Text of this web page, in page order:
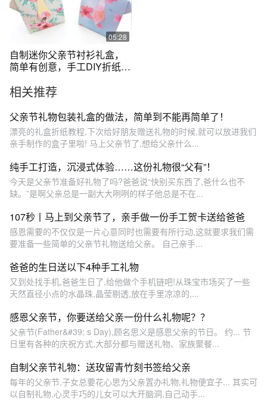
05:28
自制迷你父亲节衬衫礼盒，
简单有创意，手工DIY折纸教
相关推荐
父亲节礼物包装礼盒的做法，简单到不能再简单了！
漂亮的礼盒折纸教程,下次给好朋友赠送礼物的时候,就可以放进我们
亲手制作的盒子里啦! 马上父亲节了,想给父亲什么...
纯手工打造，沉浸式体验……这份礼物很“父有”！
今天是父亲节准备好礼物了吗?爸爸说“快别买东西了,爸什么也不
缺。”是啊父亲总是一副大大咧咧的样子他总是不在...
107秒丨马上到父亲节了，亲手做一份手工贺卡送给爸爸
感恩需要的不仅仅是一片心意同时也需要有所行动,这就要求我们需
要准备一些简单的父亲节礼物送给父亲。 自己亲手...
爸爸的生日送以下4种手工礼物
又到处找手机,爸爸生日了,给他做个手机链吧!从珠宝市场买了一些
天然直径小点的水晶珠,晶莹剔透,放在手里凉凉的,...
感恩父亲节，你要送给父亲一份什么礼物呢？？
父亲节(Father&#39; s Day),顾名思义是感恩父亲的节日。 约... 节
日里有各种的庆祝方式,大部分都与赠送礼物、家族聚餐...
自制父亲节礼物：送玫留青竹刻书签给父亲
每年的父亲节,子女总要花心思为父亲置办礼物,礼物便宜子... 其实可
以自制礼物,心灵手巧的儿女可以大开脑洞,自己动手...